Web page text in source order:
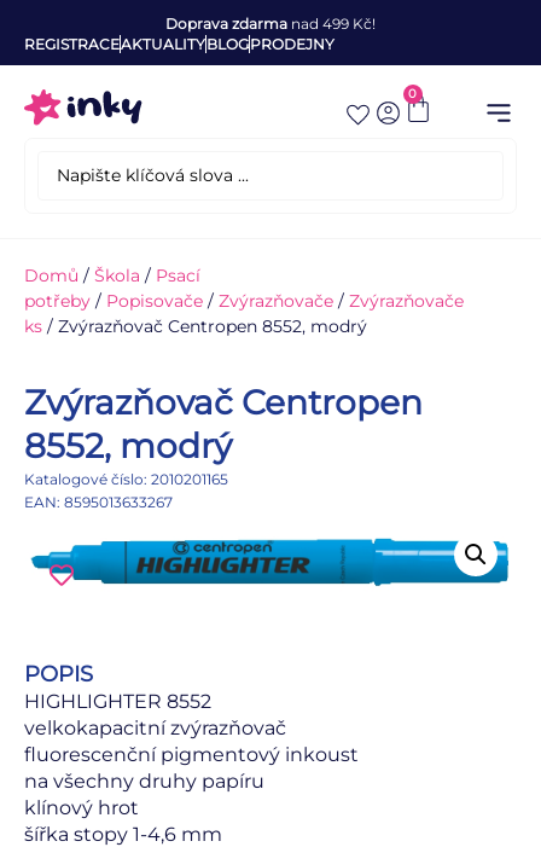
Doprava zdarma nad 499 Kč!
REGISTRACEAKTUALITYBLOGPRODEJNY
0
Domů / Škola / Psací
potřeby / Popisovače / Zvýrazňovače / Zvýrazňovače
ks / Zvýrazňovač Centropen 8552, modrý
Zvýrazňovač Centropen
8552, modrý
Katalogové číslo: 2010201165
EAN: 8595013633267
POPIS
HIGHLIGHTER 8552
velkokapacitní zvýrazňovač
fluorescenční pigmentový inkoust
na všechny druhy papíru
klínový hrot
šířka stopy 1-4,6 mm